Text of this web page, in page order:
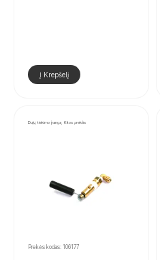
Į Krepšelį
Dujų tiekimo įranga, Kitos prekės
Prekės kodas: 106177